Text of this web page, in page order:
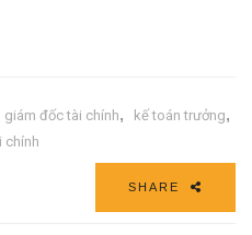
giám đốc tài chính, kế toán trưởng,
chính
SHARE